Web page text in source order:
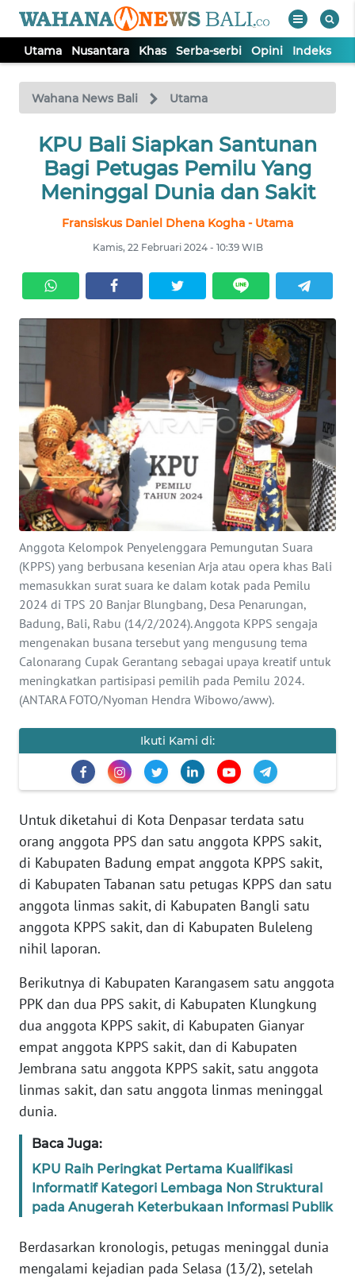
Utama Nusantara Khas Serba-serbi Opini Indeks
Wahana News Bali Utama
KPU Bali Siapkan Santunan
Bagi Petugas Pemilu Yang
Meninggal Dunia dan Sakit
Fransiskus Daniel Dhena Kogha - Utama
Kamis, 22 Februari 2024 - 10:39 WIB
Anggota Kelompok Penyelenggara Pemungutan Suara
(KPPS) yang berbusana kesenian Arja atau opera khas Bali
memasukkan surat suara ke dalam kotak pada Pemilu
2024 di TPS 20 Banjar Blungbang, Desa Penarungan,
Badung, Bali, Rabu (14/2/2024). Anggota KPPS sengaja
mengenakan busana tersebut yang mengusung tema
Calonarang Cupak Gerantang sebagai upaya kreatif untuk
meningkatkan partisipasi pemilih pada Pemilu 2024.
(ANTARA FOTO/Nyoman Hendra Wibowo/aww).
Ikuti Kami di:
Untuk diketahui di Kota Denpasar terdata satu
orang anggota PPS dan satu anggota KPPS sakit,
di Kabupaten Badung empat anggota KPPS sakit,
di Kabupaten Tabanan satu petugas KPPS dan satu
anggota linmas sakit, di Kabupaten Bangli satu
anggota KPPS sakit, dan di Kabupaten Buleleng
nihil laporan.
Berikutnya di Kabupaten Karangasem satu anggota
PPK dan dua PPS sakit, di Kabupaten Klungkung
dua anggota KPPS sakit, di Kabupaten Gianyar
empat anggota KPPS sakit, dan di Kabupaten
Jembrana satu anggota KPPS sakit, satu anggota
linmas sakit, dan satu anggota linmas meninggal
dunia.
Baca Juga:
KPU Raih Peringkat Pertama Kualifikasi
Informatif Kategori Lembaga Non Struktural
pada Anugerah Keterbukaan Informasi Publik
Berdasarkan kronologis, petugas meninggal dunia
mengalami kejadian pada Selasa (13/2), setelah
TV
Tutup
UTAMA
NUSANTARA
SERBA-
SERBI
OPINI
Informasi
INDEKS
BERITA
KONTAK
KAMI
INFO
IKLAN
TENTANG
KAMI
PEDOMAN
MEDIA
SIBER
REDAKSI
Wahana
News
Regional
WN
SUMUT
WN
JAKARTA
JABAR
WN
BANTEN
NTT
WN
WN